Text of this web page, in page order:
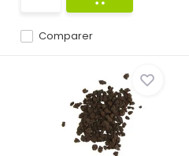
Comparer